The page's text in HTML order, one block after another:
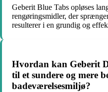
Geberit Blue Tabs opløses
rengøringsmidler, der
resulterer i en grundig og
Hvordan kan Geberit
til et sundere og mere
badeværelsesmiljø?